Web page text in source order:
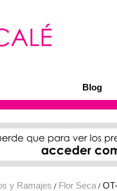
Blog
y Ramajes / Flor Seca/